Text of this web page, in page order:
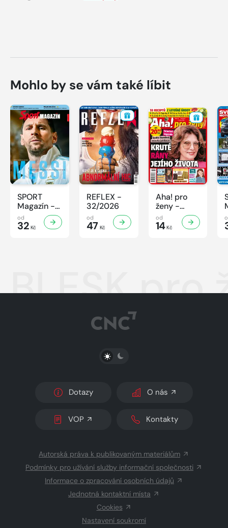
Mohlo by se vám také líbit
SPORT
Magazín -
32/2026
od
32 Kč
REFLEX -
32/2026
od
47 Kč
Aha! pro
ženy -
32/2026
od
14Kč
BLESK pro
PŘEPNOUT SVĚTLÝ/TMAVÝ REŽIM
Dotazy O nás
VOP Kontakty
Autorská práva k publikovaným materiálům
Podmínky pro užívání služby informační společnosti
Informace o zpracování osobních údajů
Jednotná kontaktní místa
Cookies
Nastavení soukromí